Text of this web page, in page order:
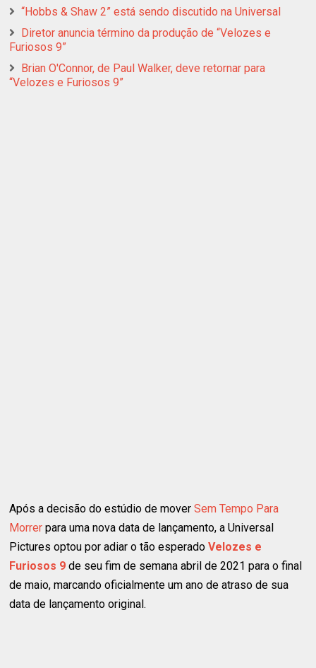
“Hobbs & Shaw 2” está sendo discutido na Universal
Diretor anuncia término da produção de “Velozes e
Furiosos 9”
Brian O'Connor, de Paul Walker, deve retornar para
“Velozes e Furiosos 9”
Após a decisão do estúdio de moverSem Tempo Para
Morrer para uma nova data de lançamento, a Universal
Pictures optou por adiar o tão esperadoVelozes e
Furiosos 9 de seu fim de semana abril de 2021 para o final
de maio, marcando oficialmente um ano de atraso de sua
data de lançamento original.